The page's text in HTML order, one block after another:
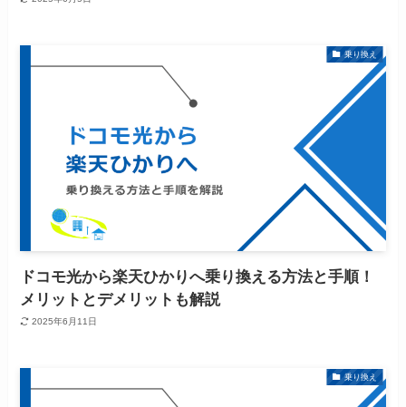
乗り換え
ドコモ光から楽天ひかりへ乗り換える方法と手順！
メリットとデメリットも解説
2025年6月11日
乗り換え